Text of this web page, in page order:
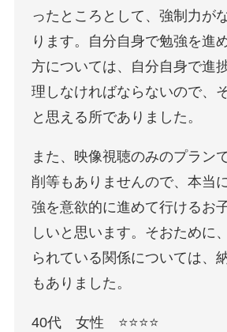
ったところとして、強制力が
ります。自分自身で勉強を進
方については、自分自身で進
理しなければならないので、
と思える所でありました。
また、映像視聴のみのプラン
削等もありませんので、本当
強を意欲的に進めて行けるお
しいと思います。そおために
られている関係については、
もありました。
40代 女性 ⭐️⭐️⭐️⭐️